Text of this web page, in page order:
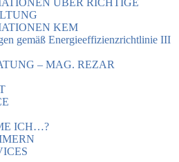
ÜBER RICHTIGE
KEM
gemäß Energieeffizienzrichtlinie III
– MAG. REZAR
ICH…?